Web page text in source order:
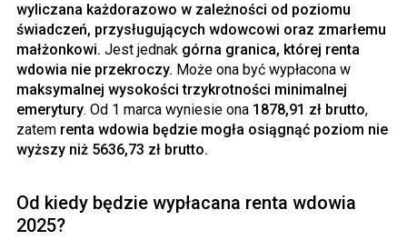
wyliczana każdorazowo w zależności od poziomu
świadczeń, przysługujących wdowcowi oraz zmarłemu
małżonkowi. Jest jednak górna granica, której renta
wdowia nie przekroczy. Może ona być wypłacona w
maksymalnej wysokości trzykrotności minimalnej
emerytury. Od 1 marca wyniesie ona 1878,91 zł brutto,
zatem renta wdowia będzie mogła osiągnąć poziom nie
wyższy niż 5636,73 zł brutto.
Od kiedy będzie wypłacana renta wdowia
2025?